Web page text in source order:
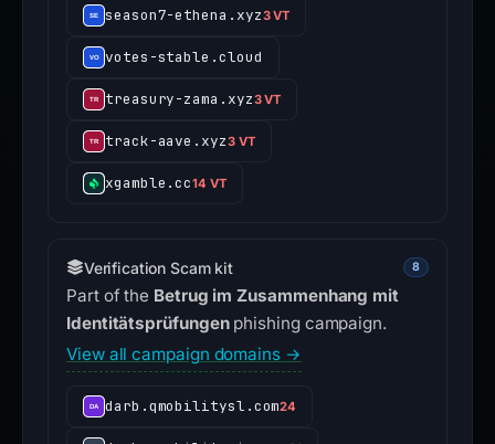
season7-ethena.xyz3 VT
votes-stable.cloud
treasury-zama.xyz3 VT
track-aave.xyz3 VT
xgamble.cc14 VT
Verification Scam kit 8
Part of the Betrug im Zusammenhang mit
Identitätsprüfungenphishing campaign.
View all campaign domains →
darb.qmobilitysl.com24